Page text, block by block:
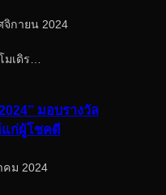
จิกายน 2024
เดิร…
มอบรางวัล
แก่ผู้โชคดี
คม 2024